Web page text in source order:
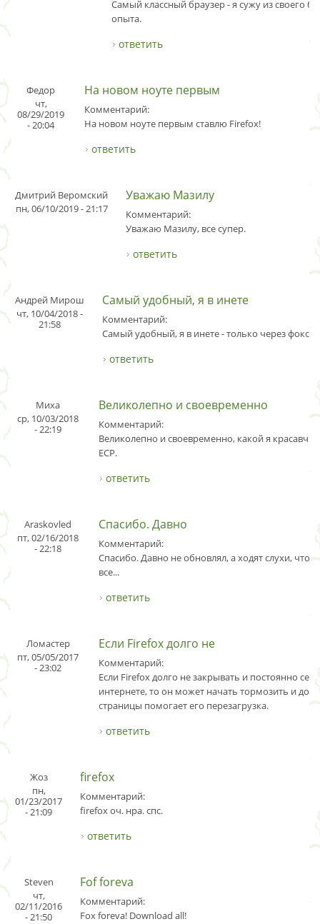
Самый классный браузер - я сужу из своего
опыта.
ответить
Федор
чт,
08/29/2019
- 20:04
На новом ноуте первым
Комментарий:
На новом ноуте первым ставлю Firefox!
ответить
Дмитрий Веромский
пн, 06/10/2019 - 21:17
Уважаю Мазилу
Комментарий:
Уважаю Мазилу, все супер.
ответить
Андрей Мирош
чт, 10/04/2018 -
21:58
Самый удобный, я в инете
Комментарий:
Самый удобный, я в инете - только через фокс.
ответить
Миха
ср, 10/03/2018
- 22:19
Великолепно и своевременно
Комментарий:
Великолепно и своевременно, какой я
ЕСР.
ответить
Araskovled
пт, 02/16/2018
- 22:18
Спасибо. Давно
Комментарий:
Спасибо. Давно не обновлял, а ходят слухи, что
все...
ответить
Ломастер
пт, 05/05/2017
- 23:02
Если Firefox долго не
Комментарий:
Если Firefox долго не закрывать и постоянно
интернете, то он может начать тормозить и
страницы помогает его перезагрузка.
ответить
Жоз
пн,
01/23/2017
- 21:09
firefox
Комментарий:
firefox оч. нра. спс.
ответить
Steven
чт,
02/11/2016
- 21:50
Fof foreva
Комментарий:
Fox foreva! Download all!